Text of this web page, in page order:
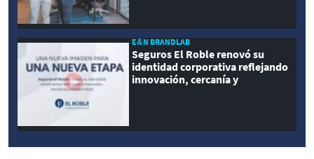
E&N BRANDLAB
Seguros El Roble renovó su
identidad corporativa reflejando
innovación, cercanía y